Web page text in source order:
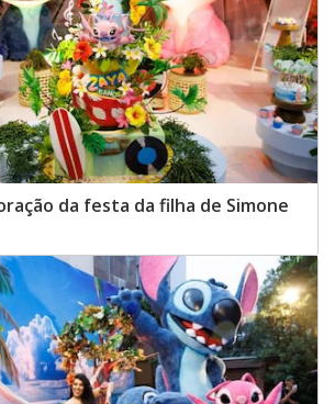
da festa da filha de Simone